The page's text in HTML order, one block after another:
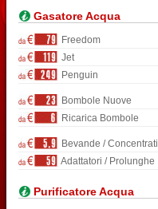
Gasatore Acqua
Freedom
Jet
Penguin
Bombole Nuove
Ricarica Bombole
Bevande / Concentrati
Adattatori / Prolunghe
Purificatore Acqua